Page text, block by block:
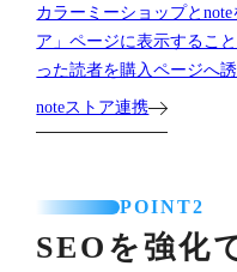
カラーミーショップと
ア」ページに表示するこ
った読者を購入ページへ誘
noteストア連携
POINT2
SEOを強化